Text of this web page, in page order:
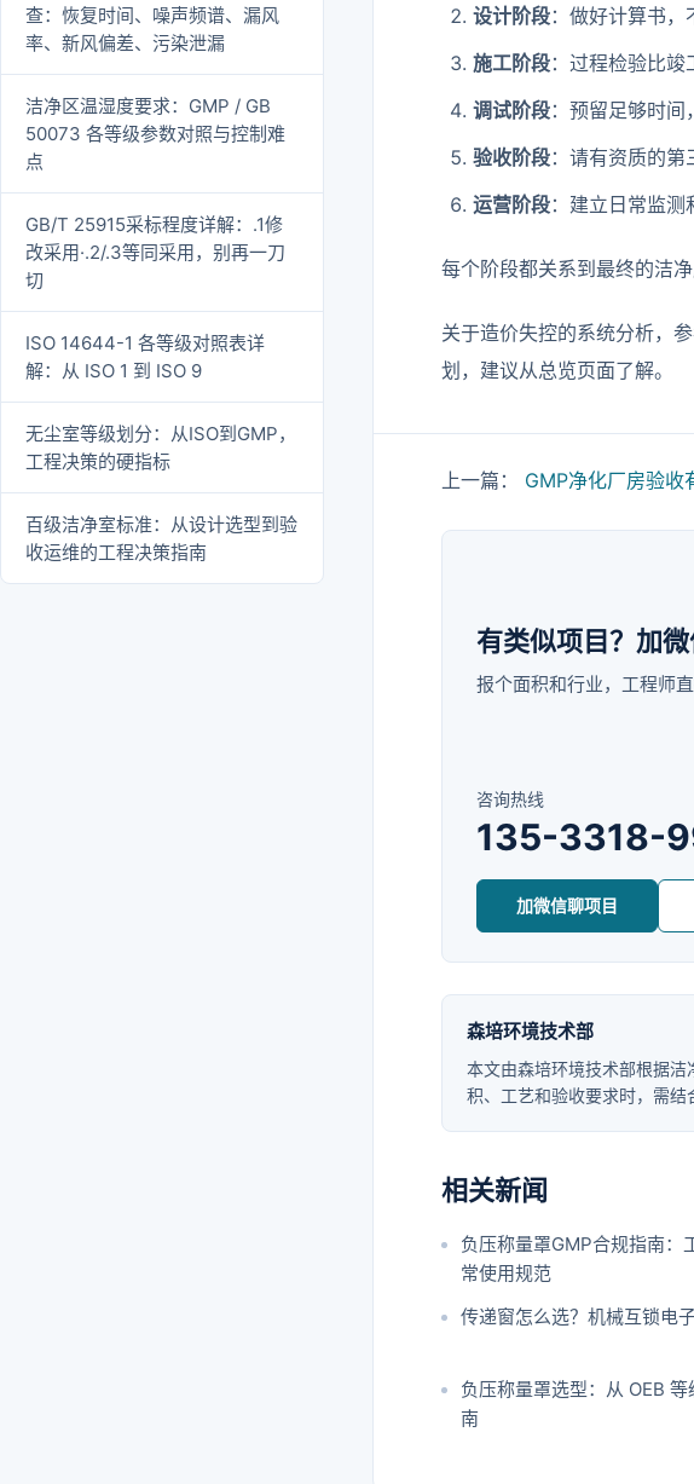
查：恢复时间、噪声频谱、漏风
率、新风偏差、污染泄漏
洁净区温湿度要求：GMP / GB
50073 各等级参数对照与控制难
点
GB/T 25915采标程度详解：.1修
改采用·.2/.3等同采用，别再一刀
切
ISO 14644-1 各等级对照表详
解：从 ISO 1 到 ISO 9
无尘室等级划分：从ISO到GMP，
工程决策的硬指标
百级洁净室标准：从设计选型到验
收运维的工程决策指南
设计阶段：做好计算书，
施工阶段：过程检验比竣
调试阶段：预留足够时间
验收阶段：请有资质的第
运营阶段：建立日常监测
每个阶段都关系到最终的洁
关于造价失控的系统分析，
划，建议从总览页面了解。
上一篇： GMP净化厂房验收
有类似项目？加
报个面积和行业，工程师
咨询热线
135-3318-
加微信聊项目
森培环境技术部
本文由森培环境技术部根据
积、工艺和验收要求时，需结
相关新闻
负压称量罩GMP合规指南：
常使用规范
传递窗怎么选？机械互锁电
负压称量罩选型：从 OEB
南